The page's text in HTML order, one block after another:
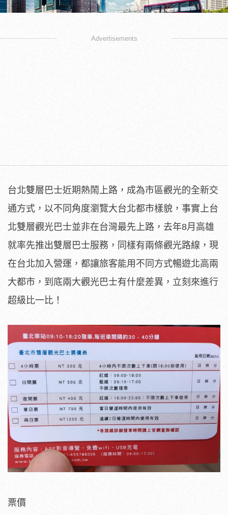
Advertisements
台北雙層巴士近期熱鬧上路，成為市區觀光的全新交
通方式，以不同角度瀏覽大台北都市樣貌，事實上台
北雙層觀光巴士並非在台灣最先上路，去年8月高雄
就率先推出雙層巴士服務，同樣有兩條觀光路線，現
在台北加入營運，都讓旅客能用不同方式暢遊北高兩
大都市，到底兩大觀光巴士有什麼差異，立刻來進行
超級比一比！
票價